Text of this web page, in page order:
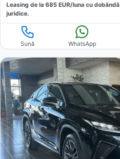
Leasing de la 685 EUR/luna cu dobăndă
juridice.
Sună WhatsApp